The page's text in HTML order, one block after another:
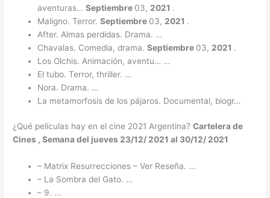
aventuras…Septiembre 03, 2021 .
Maligno. Terror.Septiembre 03, 2021 .
After. Almas perdidas. Drama. …
Chavalas. Comedia, drama.Septiembre 03, 2021 .
Los Olchis. Animación, aventu… …
El tubo. Terror, thriller. …
Nora. Drama. …
La metamorfosis de los pájaros. Documental, biogr…
¿Qué películas hay en el cine 2021 Argentina?Cartelera de
Cines , Semana del jueves 23/12/ 2021al 30/12/ 2021
– Matrix Resurrecciones – Ver Reseña. …
– La Sombra del Gato. …
– 9. …